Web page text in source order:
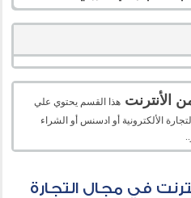
الأنترنت هذا القسم يحتوي علي
الألكترونية أو ادسنس أو الشراء
في مجال التجارة